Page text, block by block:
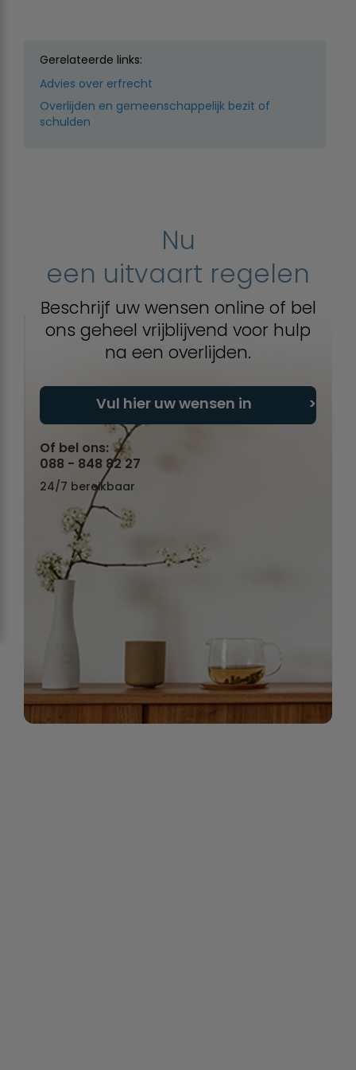
Gerelateerde links:
Advies over erfrecht
Overlijden en gemeenschappelijk bezit of
schulden
Nu
een uitvaart regelen
Beschrijf uw wensen online of bel
ons geheel vrijblijvend voor hulp
na een overlijden.
Vul hier uw wensen in
Of bel ons:
088 - 848 82 27
24/7 bereikbaar